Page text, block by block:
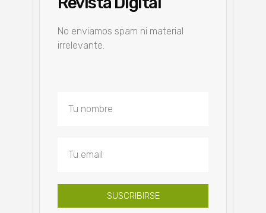
No enviamos spam ni material
irrelevante.
SUSCRIBIRSE